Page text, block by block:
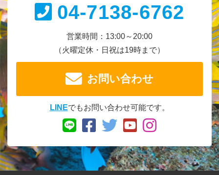
04-7138-6762
営業時間：13:00～20:00
（火曜定休・日祝は19時まで）
お問い合わせ
LINEでもお問い合わせ可能です。